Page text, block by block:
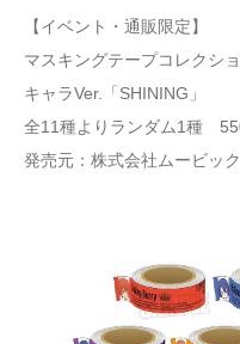
【イベント・通販限定】
マスキングテープコレクシ
キャラVer.「SHINING」
全11種よりランダム1種
発売元：株式会社ムービック